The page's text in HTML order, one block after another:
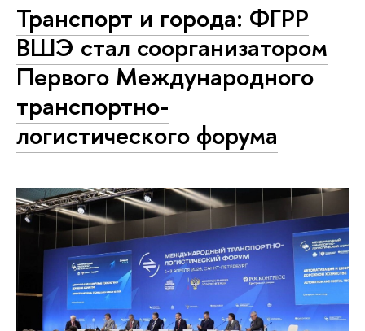
Транспорт и города: ФГРР
ВШЭ стал соорганизатором
Первого Международного
транспортно-
логистического форума